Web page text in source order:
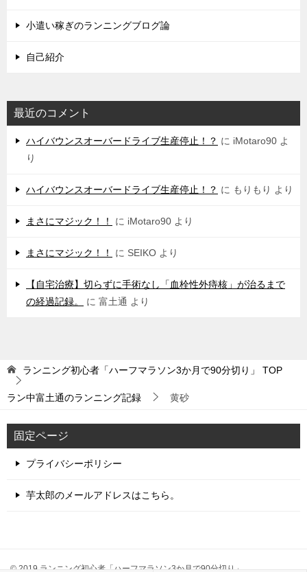
小遣い稼ぎのランニングブログ論
自己紹介
最近のコメント
ハイバウンスオーバードライブ生産停止！？ に iMotaro90 よ
り
ハイバウンスオーバードライブ生産停止！？ に もりもり より
まさにマジック！！ に iMotaro90 より
まさにマジック！！ に SEIKO より
【自宅治療】切らずに手術なし「血栓性外痔核」が治るまで
の経過記録。
に 富土通 より
ランニング初心者「ハーフマラソン3か月で90分切り」 TOP
ラン中富土通のランニング記録 黄砂
固定ページ
プライバシーポリシー
芋太郎のメールアドレスはこちら。
© 2019 ランニング初心者「ハーフマラソン3か月で90分切り」